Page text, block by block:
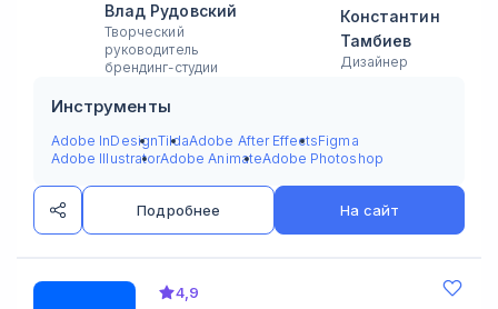
Влад Рудовский
Творческий
руководитель
брендинг-студии
Константин
Тамбиев
Дизайнер
Инструменты
Adobe InDesignTildaAdobe After EffectsFigma
Adobe IllustratorAdobe AnimateAdobe Photoshop
Подробнее На сайт
4,9